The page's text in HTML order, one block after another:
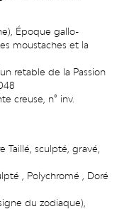
Époque gallo-
moustaches et la
retable de la Passion
creuse, n° inv.
Taillé, sculpté, gravé,
, Polychromé , Doré
du zodiaque),